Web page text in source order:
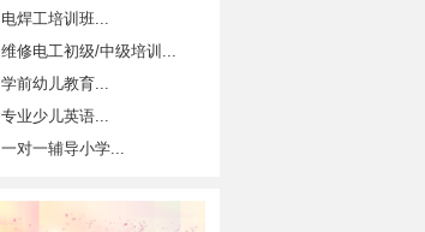
电焊工培训班...
维修电工初级/中级培训...
学前幼儿教育...
专业少儿英语...
一对一辅导小学...